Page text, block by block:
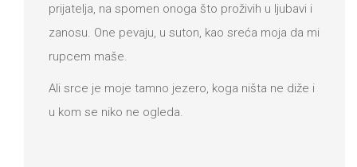
prijatelja, na spomen onoga što proživih u ljubavi i
zanosu. One pevaju, u suton, kao sreća moja da mi
rupcem maše.
Ali srce je moje tamno jezero, koga ništa ne diže i
u kom se niko ne ogleda.